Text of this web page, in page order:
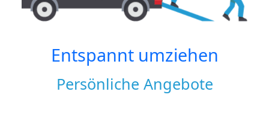
Entspannt umziehen
Persönliche Angebote